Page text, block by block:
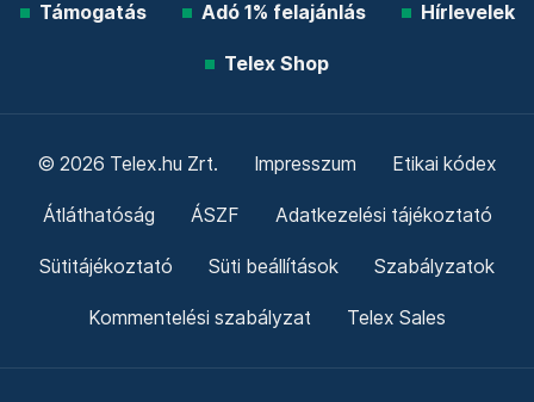
Támogatás Adó 1% felajánlás Hírlevelek
Telex Shop
© 2026 Telex.hu Zrt. Impresszum Etikai kódex
Átláthatóság ÁSZF Adatkezelési tájékoztató
Sütitájékoztató Süti beállítások Szabályzatok
Kommentelési szabályzat Telex Sales